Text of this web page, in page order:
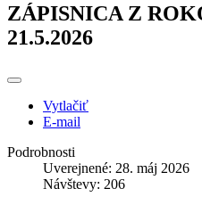
ZÁPISNICA Z
21.5.2026
Vytlačiť
E-mail
Podrobnosti
Uverejnené: 28. máj 2026
Návštevy: 206